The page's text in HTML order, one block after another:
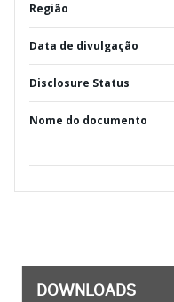
Região
Data de divulgação
Disclosure Status
Nome do documento
DOWNLOADS